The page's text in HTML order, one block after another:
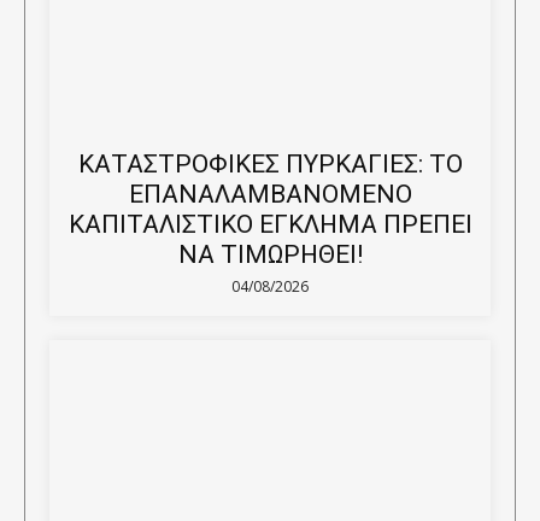
ΚΑΤΑΣΤΡΟΦΙΚΕΣ ΠΥΡΚΑΓΙΕΣ: ΤΟ
ΕΠΑΝΑΛΑΜΒΑΝΟΜΕΝΟ
ΚΑΠΙΤΑΛΙΣΤΙΚΟ ΕΓΚΛΗΜΑ ΠΡΕΠΕΙ
ΝΑ ΤΙΜΩΡΗΘΕΙ!
04/08/2026